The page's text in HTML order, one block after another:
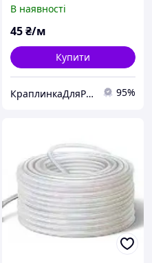
В наявності
45₴/м
Купити
КраплинкаДляРослинки 95%